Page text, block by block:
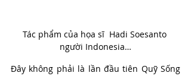
Tác phẩm của họa sĩ  Hadi Soesanto
người Indonesia…
Đây không phải là lần đầu tiên Quỹ Sống